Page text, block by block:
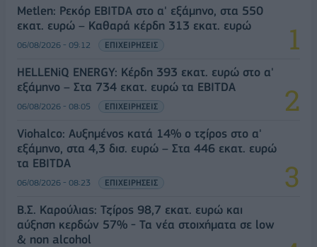
Metlen: Ρεκόρ EBITDA στο α' εξάμηνο, στα 550
εκατ. ευρώ – Καθαρά κέρδη 313 εκατ. ευρώ
06/08/2026 - 09:12 ΕΠΙΧΕΙΡΗΣΕΙΣ
HELLENiQ ENERGY: Κέρδη 393 εκατ. ευρώ στο α'
εξάμηνο – Στα 734 εκατ. ευρώ τα EBITDA
06/08/2026 - 08:05 ΕΠΙΧΕΙΡΗΣΕΙΣ
Viohalco: Αυξημένος κατά 14% ο τζίρος στο α'
εξάμηνο, στα 4,3 δισ. ευρώ – Στα 446 εκατ. ευρώ
τα EBITDA
06/08/2026 - 08:23 ΕΠΙΧΕΙΡΗΣΕΙΣ
Β.Σ. Καρούλιας: Τζίρος 98,7 εκατ. ευρώ και
αύξηση κερδών 57% - Τα νέα στοιχήματα σε low
& non alcohol